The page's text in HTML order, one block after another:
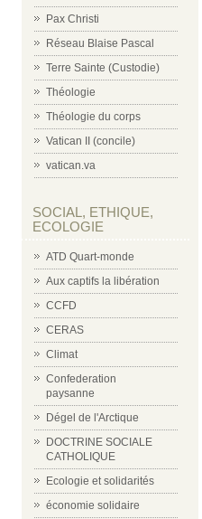
Pax Christi
Réseau Blaise Pascal
Terre Sainte (Custodie)
Théologie
Théologie du corps
Vatican II (concile)
vatican.va
SOCIAL, ETHIQUE,
ECOLOGIE
ATD Quart-monde
Aux captifs la libération
CCFD
CERAS
Climat
Confederation
paysanne
Dégel de l'Arctique
DOCTRINE SOCIALE
CATHOLIQUE
Ecologie et solidarités
économie solidaire